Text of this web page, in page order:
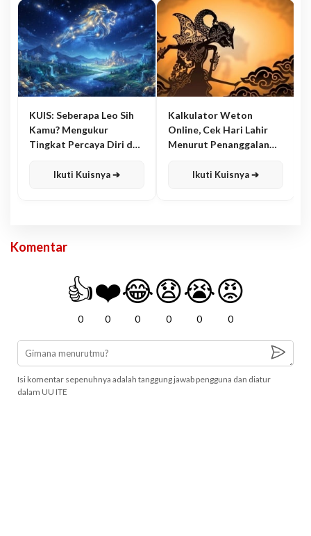
KUIS: Seberapa Leo Sih
Kamu? Mengukur
Tingkat Percaya Diri dan
Ikuti Kuisnya ➔
Kalkulator Weton
Online, Cek Hari Lahir
Menurut Penanggalan
Ikuti Kuisnya ➔
Komentar
👍
0
❤️
0
😂
0
😧
0
😭
0
😡
0
Isi komentar sepenuhnya adalah tanggung jawab pengguna dan diatur
dalam UU ITE